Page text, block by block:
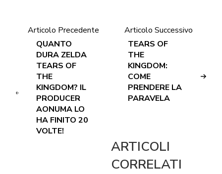
Articolo Precedente
QUANTO
DURA ZELDA
TEARS OF
THE
KINGDOM? IL
PRODUCER
AONUMA LO
HA FINITO 20
VOLTE!
Articolo Successivo
TEARS OF
THE
KINGDOM:
COME
PRENDERE LA
PARAVELA
ARTICOLI
CORRELATI